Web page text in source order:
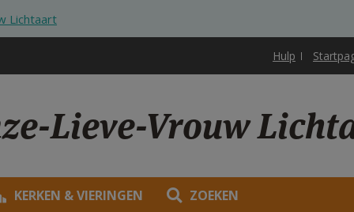
Lichtaart
Hulp
Lieve-Vrouw
KERKEN & VIERINGEN ZOEKEN